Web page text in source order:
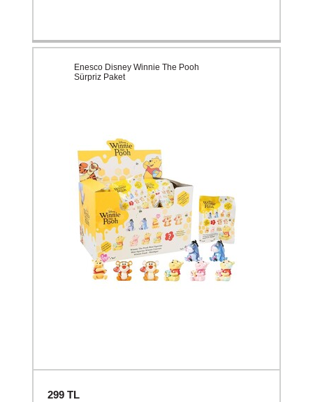
Enesco Disney Winnie The Pooh
Sürpriz Paket
299 TL